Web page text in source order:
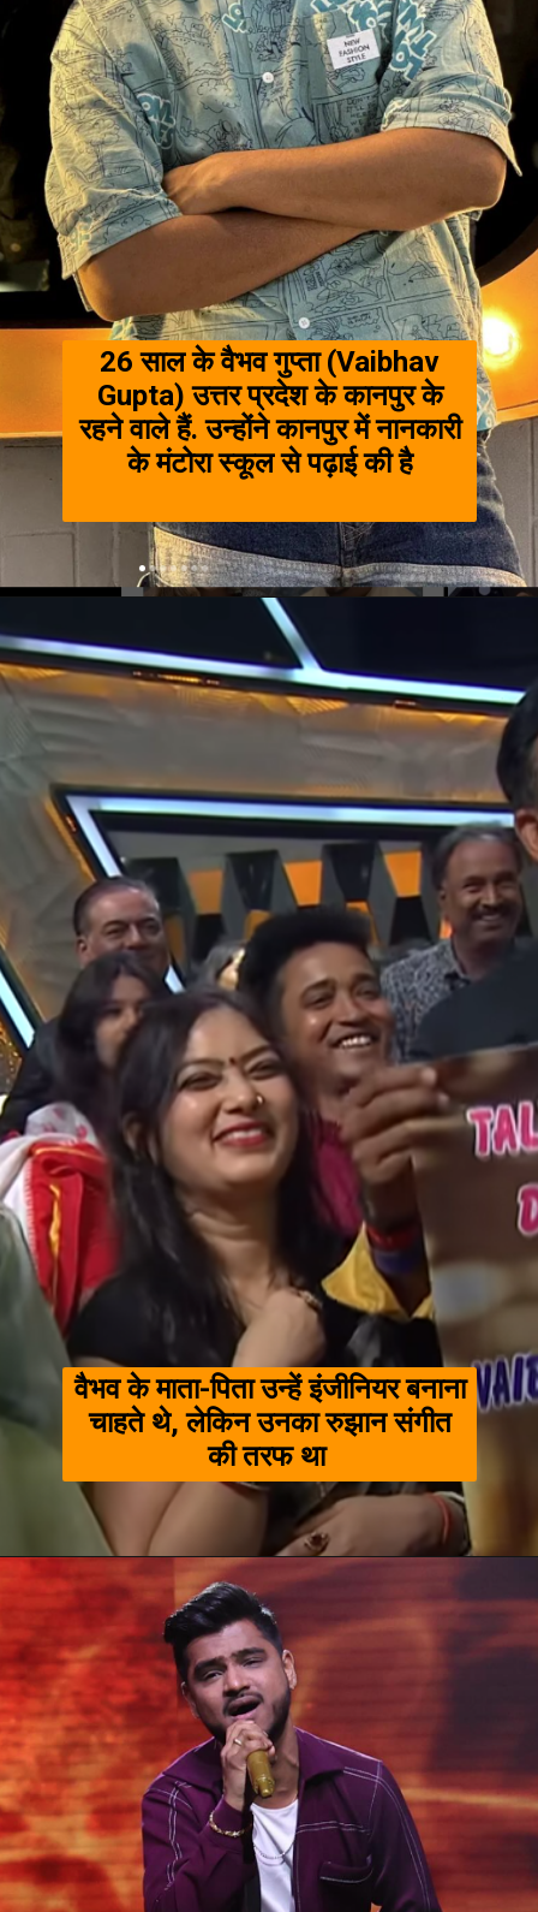
26 साल के वैभव गुप्ता (Vaibhav
Gupta) उत्तर प्रदेश के कानपुर के
रहने वाले हैं. उन्होंने कानपुर में नानकारी
के मंटोरा स्कूल से पढ़ाई की है
वैभव के माता-पिता उन्हें इंजीनियर बनाना
चाहते थे, लेकिन उनका रुझान संगीत
की तरफ था